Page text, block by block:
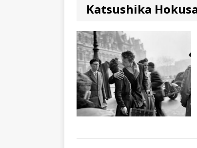
Katsushika